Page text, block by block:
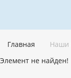
Главная
Наши
Элемент не найден!